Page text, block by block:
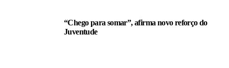
“Chego para somar”, afirma novo reforço do
Juventude